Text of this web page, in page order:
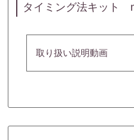
タイミング法キット
取り扱い説明動画